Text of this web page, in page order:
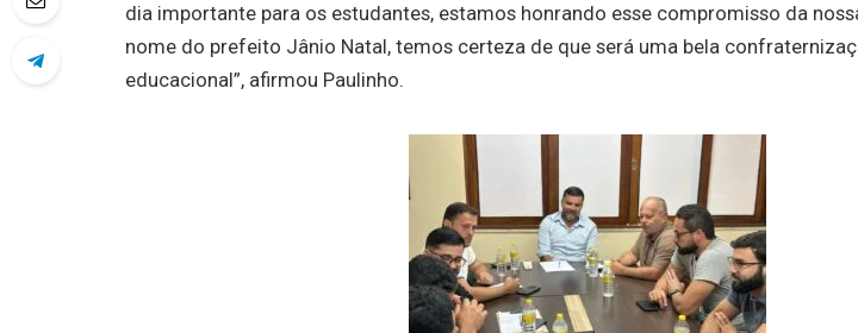
dia importante para os estudantes, estamos honrando esse compromisso da
nome do prefeito Jânio Natal, temos certeza de que será uma bela
educacional”, afirmou Paulinho.